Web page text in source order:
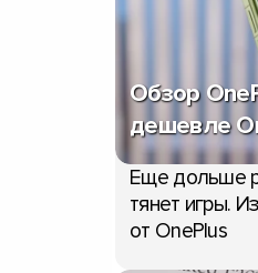
Обзор
дешевле
Еще дольше
тянет игры.
от OnePlus